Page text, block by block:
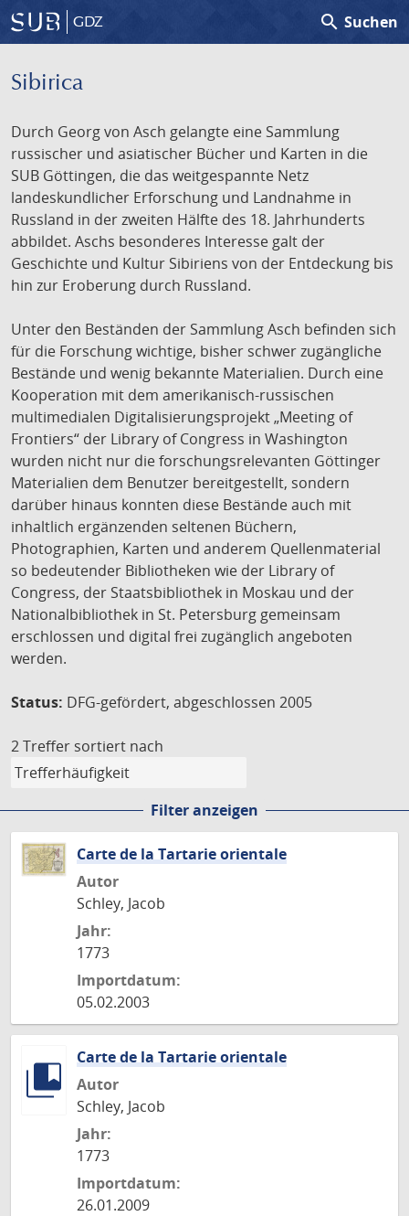
GDZ search Suchen
Sibirica
Durch Georg von Asch gelangte eine Sammlung
russischer und asiatischer Bücher und Karten in die
SUB Göttingen, die das weitgespannte Netz
landeskundlicher Erforschung und Landnahme in
Russland in der zweiten Hälfte des 18. Jahrhunderts
abbildet. Aschs besonderes Interesse galt der
Geschichte und Kultur Sibiriens von der Entdeckung bis
hin zur Eroberung durch Russland.
Unter den Beständen der Sammlung Asch befinden sich
für die Forschung wichtige, bisher schwer zugängliche
Bestände und wenig bekannte Materialien. Durch eine
Kooperation mit dem amerikanisch-russischen
multimedialen Digitalisierungsprojekt „Meeting of
Frontiers“ der Library of Congress in Washington
wurden nicht nur die forschungsrelevanten Göttinger
Materialien dem Benutzer bereitgestellt, sondern
darüber hinaus konnten diese Bestände auch mit
inhaltlich ergänzenden seltenen Büchern,
Photographien, Karten und anderem Quellenmaterial
so bedeutender Bibliotheken wie der Library of
Congress, der Staatsbibliothek in Moskau und der
Nationalbibliothek in St. Petersburg gemeinsam
erschlossen und digital frei zugänglich angeboten
werden.
Status: DFG-gefördert, abgeschlossen 2005
2 Treffer sortiert nach
Filter anzeigen
Carte de la Tartarie orientale
Autor
Schley, Jacob
Jahr:
1773
Importdatum:
05.02.2003
Carte de la Tartarie orientale
Autor
Schley, Jacob
Jahr:
1773
Importdatum:
26.01.2009